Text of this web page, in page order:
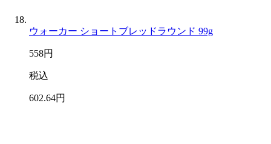
ウォーカー ショートブレッドラウンド 99g
558円
税込
602.64円